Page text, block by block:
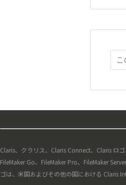
Claris、クラリス、Claris Connect、Claris ロ
FileMaker Go、FileMaker Pro、FileMaker
ゴは、米国およびその他の国における Claris